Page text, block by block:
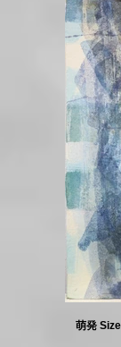
萌発